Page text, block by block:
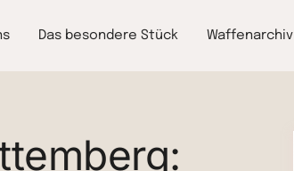
Das besondere Stück Waffenarchiv